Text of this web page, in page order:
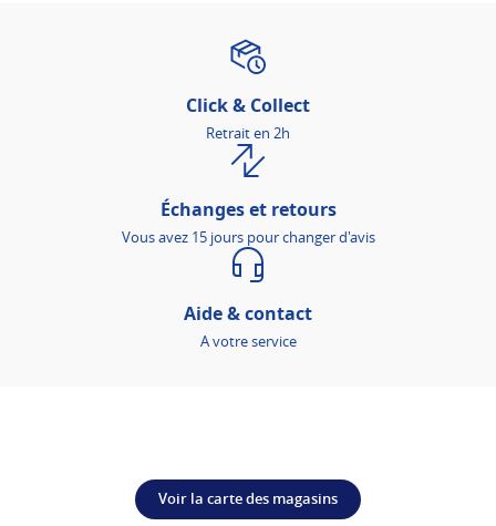
Click & Collect
Retrait en 2h
Échanges et retours
Vous avez 15 jours pour changer d'avis
Aide & contact
A votre service
Voir la carte des magasins